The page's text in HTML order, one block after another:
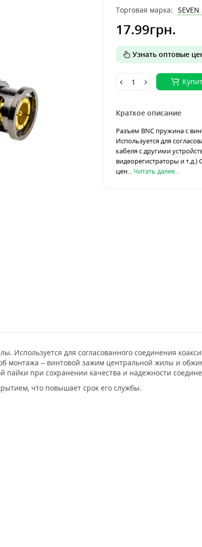
Торговая марка:
17.99грн.
Узнать оптовые
Краткое описание
Разъем BNC пружина с
Используется для
кабеля с другими
видеорегистраторы и
цен... Читать далее...
для согласованного соединения
монтажа – винтовой зажим центральной жилы и
при сохранении качества и надежности
что повышает срок его службы.